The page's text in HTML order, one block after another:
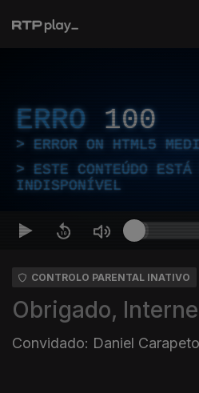
ERRO 100
ERROR ON HTML5
ESTE CONTEÚDO ESTÁ
INDISPONÍVEL
CONTROLO PARENTAL INATIVO
Obrigado,
Convidado: Daniel Carapeto